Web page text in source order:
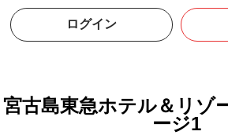
ログイン
宮古島東急ホテル＆リ
ージ1